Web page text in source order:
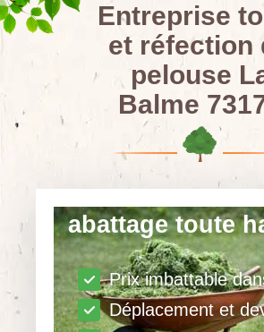
abattage toute
Prix imbattable
Déplacement et
Entreprise
et réfection
pelouse
Balme